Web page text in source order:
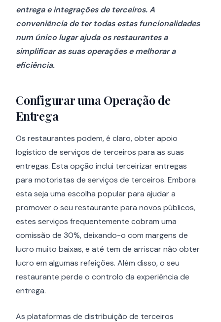
entrega e integrações de terceiros. A
conveniência de ter todas estas funcionalidades
num único lugar ajuda os restaurantes a
simplificar as suas operações e melhorar a
eficiência.
Configurar uma Operação de
Entrega
Os restaurantes podem, é claro, obter apoio
logístico de serviços de terceiros para as suas
entregas. Esta opção inclui terceirizar entregas
para motoristas de serviços de terceiros. Embora
esta seja uma escolha popular para ajudar a
promover o seu restaurante para novos públicos,
estes serviços frequentemente cobram uma
comissão de 30%, deixando-o com margens de
lucro muito baixas, e até tem de arriscar não obter
lucro em algumas refeições. Além disso, o seu
restaurante perde o controlo da experiência de
entrega.
As plataformas de distribuição de terceiros